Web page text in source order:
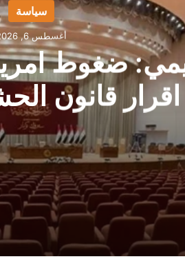
سياسة
أغسطس 6, 2026
ضغوط
اقرار قانون
قانون الحشد الشعبي